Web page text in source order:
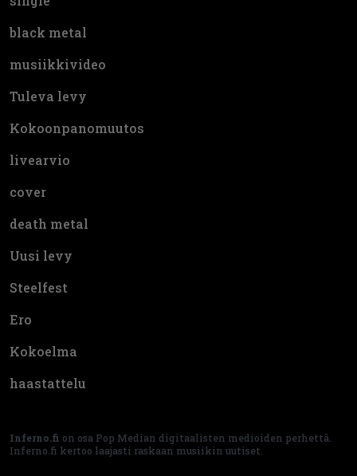
black metal
musiikkivideo
Tuleva levy
Kokoonpanomuutos
livearvio
cover
death metal
Uusi levy
Steelfest
Ero
Kokoelma
haastattelu
Inferno.fi on osa Pop Median digitaalisten medioiden perhettä.
Inferno.fi kertoo laajasti raskaan musiikin uutiset.